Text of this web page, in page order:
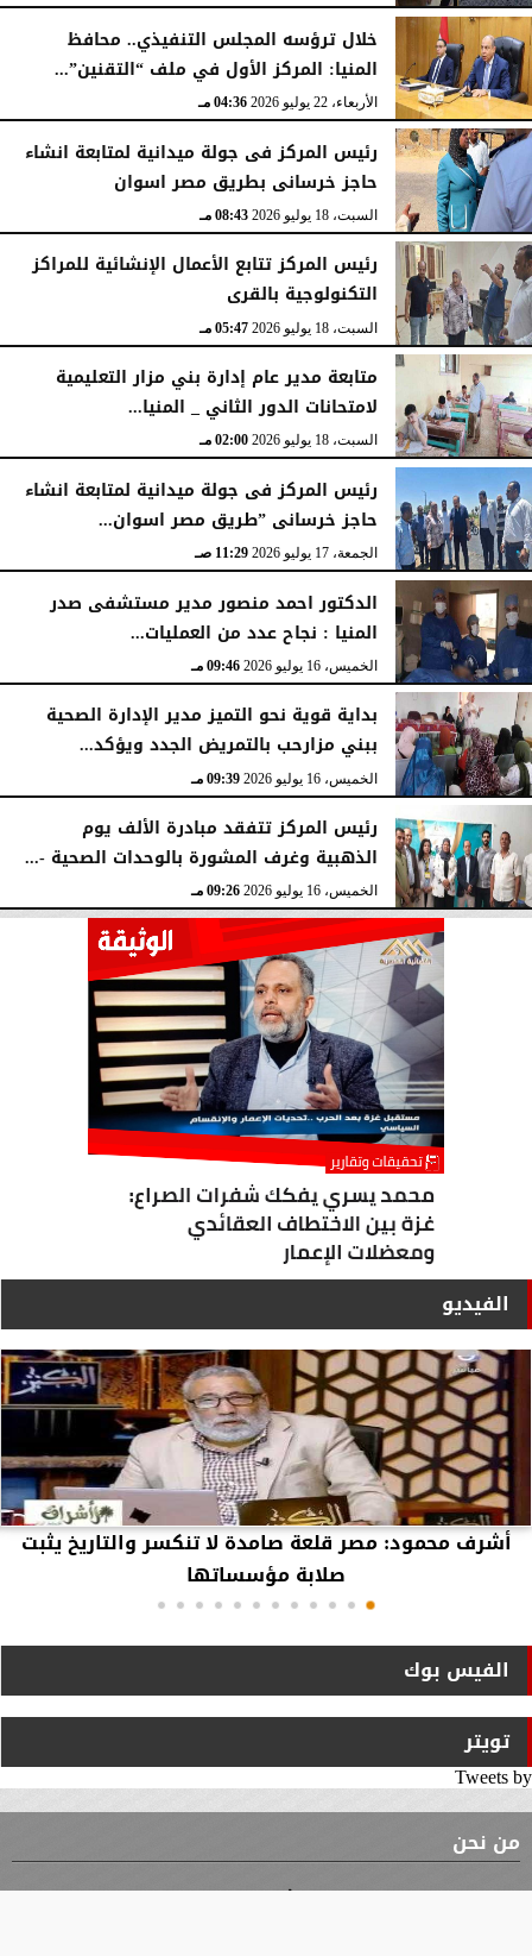
خلال ترؤسه المجلس التنفيذي.. محافظ
المنيا: المركز الأول في ملف “التقنين”...
الأربعاء، 22 يوليو 2026 04:36 مـ
رئيس المركز فى جولة ميدانية لمتابعة انشاء
حاجز خرسانى بطريق مصر اسوان
السبت، 18 يوليو 2026 08:43 مـ
رئيس المركز تتابع الأعمال الإنشائية للمراكز
التكنولوجية بالقرى
السبت، 18 يوليو 2026 05:47 مـ
متابعة مدير عام إدارة بني مزار التعليمية
لامتحانات الدور الثاني _ المنيا...
السبت، 18 يوليو 2026 02:00 مـ
رئيس المركز فى جولة ميدانية لمتابعة انشاء
حاجز خرسانى ”طريق مصر اسوان...
الجمعة، 17 يوليو 2026 11:29 صـ
الدكتور احمد منصور مدير مستشفى صدر
المنيا : نجاح عدد من العمليات...
الخميس، 16 يوليو 2026 09:46 مـ
بداية قوية نحو التميز مدير الإدارة الصحية
ببني مزارحب بالتمريض الجدد ويؤكد...
الخميس، 16 يوليو 2026 09:39 مـ
رئيس المركز تتفقد مبادرة الألف يوم
الذهبية وغرف المشورة بالوحدات الصحية -...
الخميس، 16 يوليو 2026 09:26 مـ
الفيديو
أشرف محمود: مصر قلعة صامدة لا تنكسر والتاريخ يثبت
صلابة مؤسساتها
الفيس بوك
تويتر
Tweets by
من نحن